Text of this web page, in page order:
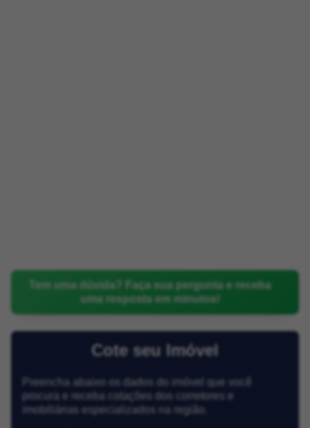
Tem uma dúvida? Faça sua pergunta e receba
uma resposta em minutos!
Cote seu Imóvel
Preencha abaixo os dados do imóvel que você
procura e receba cotações dos corretores e
imobiliárias especializados na região.